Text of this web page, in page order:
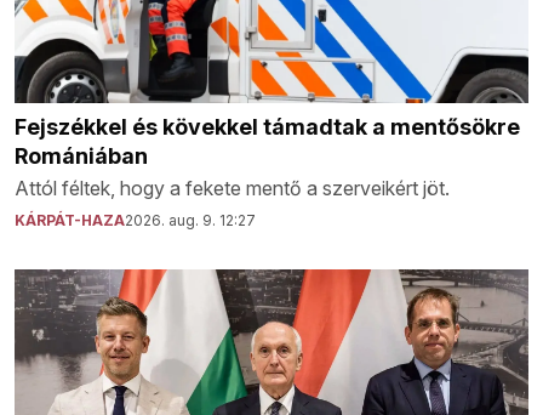
Fejszékkel és kövekkel támadtak a mentősökre
Romániában
Attól féltek, hogy a fekete mentő a szerveikért jöt.
KÁRPÁT-HAZA2026. aug. 9. 12:27